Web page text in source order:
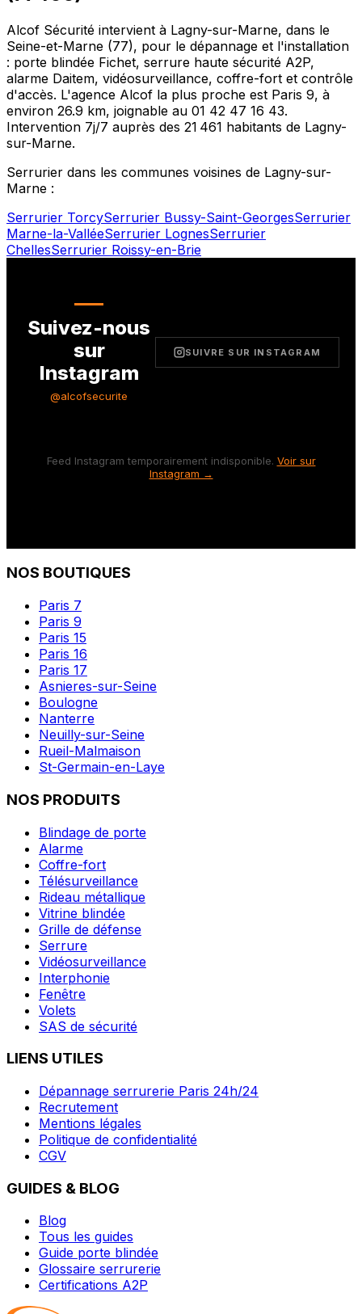
Alcof Sécurité intervient à Lagny-sur-Marne, dans le
Seine-et-Marne (77), pour le dépannage et l'installation
: porte blindée Fichet, serrure haute sécurité A2P,
alarme Daitem, vidéosurveillance, coffre-fort et contrôle
d'accès. L'agence Alcof la plus proche est Paris 9, à
environ 26.9 km, joignable au 01 42 47 16 43.
Intervention 7j/7 auprès des 21 461 habitants de Lagny-
sur-Marne.
Serrurier dans les communes voisines de Lagny-sur-
Marne :
Serrurier TorcySerrurier Bussy-Saint-GeorgesSerrurier
Marne-la-ValléeSerrurier LognesSerrurier
ChellesSerrurier Roissy-en-Brie
Suivez-nous
sur
Instagram
@alcofsecurite
SUIVRE SUR INSTAGRAM
Feed Instagram temporairement indisponible. Voir sur
Instagram →
NOS BOUTIQUES
Paris 7
Paris 9
Paris 15
Paris 16
Paris 17
Asnieres-sur-Seine
Boulogne
Nanterre
Neuilly-sur-Seine
Rueil-Malmaison
St-Germain-en-Laye
NOS PRODUITS
Blindage de porte
Alarme
Coffre-fort
Télésurveillance
Rideau métallique
Vitrine blindée
Grille de défense
Serrure
Vidéosurveillance
Interphonie
Fenêtre
Volets
SAS de sécurité
LIENS UTILES
Dépannage serrurerie Paris 24h/24
Recrutement
Mentions légales
Politique de confidentialité
CGV
GUIDES & BLOG
Blog
Tous les guides
Guide porte blindée
Glossaire serrurerie
Certifications A2P